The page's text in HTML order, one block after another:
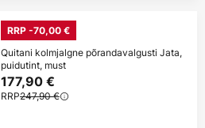
RRP -70,00 €
Quitani kolmjalgne põrandavalgusti Jata,
puidutint, must
177,90 €
RRP247,90 €